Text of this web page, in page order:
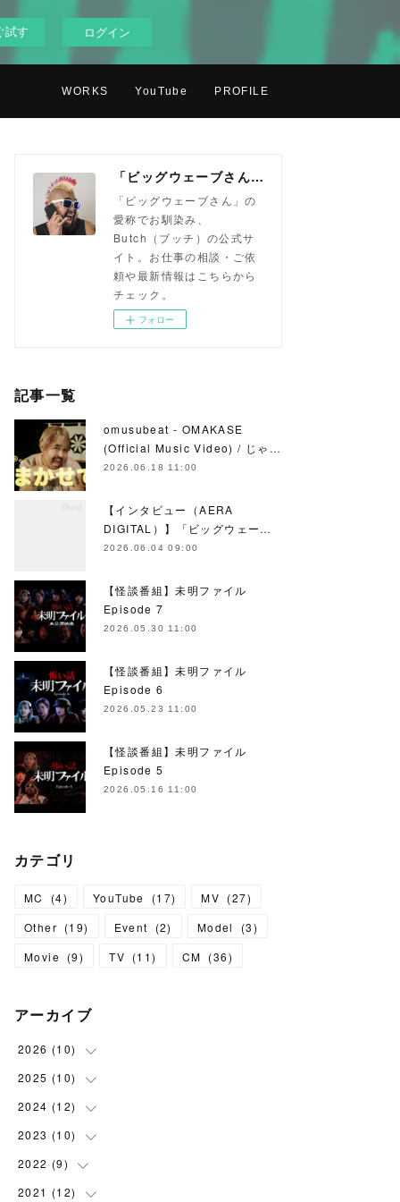
試す ログイン
WORKS YouTube PROFILE
「ビッグウェーブさん」ことButch（ブッチ）
「ビッグウェーブさん」の
愛称でお馴染み、
Butch（ブッチ）の公式サ
イト。お仕事の相談・ご依
頼や最新情報はこちらから
チェック。
フォロー
記事一覧
omusubeat - OMAKASE
(Official Music Video) / じゃ…
2026.06.18 11:00
【インタビュー（AERA
DIGITAL）】「ビッグウェー…
2026.06.04 09:00
【怪談番組】未明ファイル
Episode 7
2026.05.30 11:00
【怪談番組】未明ファイル
Episode 6
2026.05.23 11:00
【怪談番組】未明ファイル
Episode 5
2026.05.16 11:00
カテゴリ
MC (4) YouTube (17) MV (27)
Other (19) Event (2) Model (3)
Movie (9) TV (11) CM (36)
アーカイブ
2026 (10)
( 2)
( 3)
( 1)
(2
( 1)
2025 (10)
( 1)
( 1)
(1
( 2)
2024 (12)
( 2)
(1
( 4)
2023 (10)
(1
( 1)
2022 (9)
( 1)
2021 (12)